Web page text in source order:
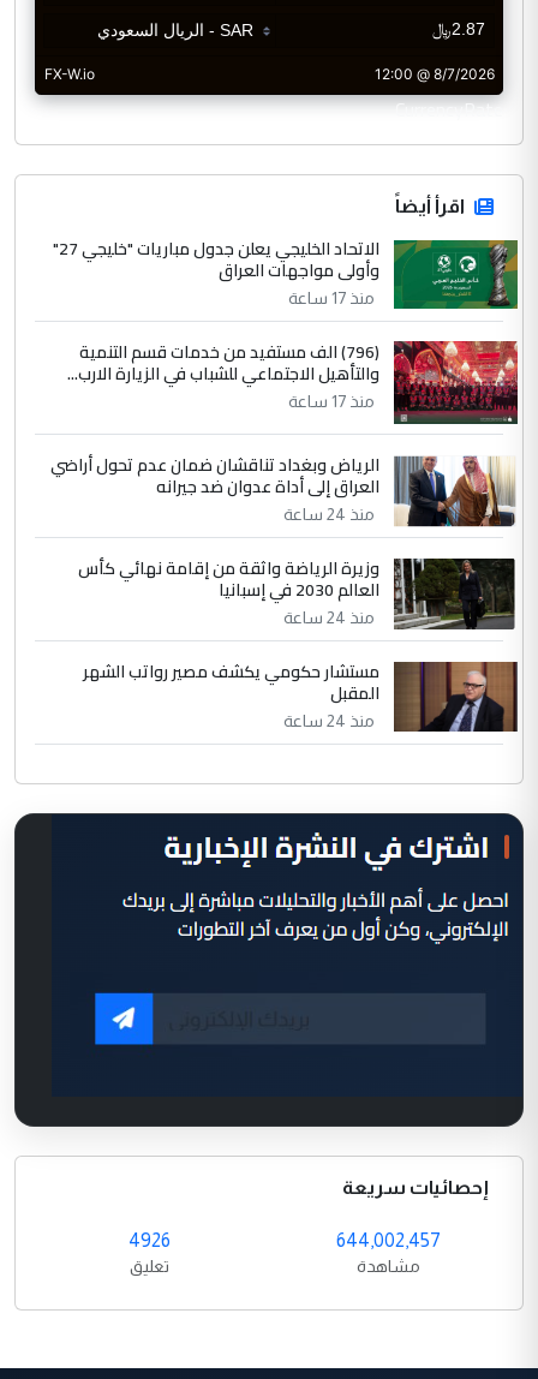
CurrencyRate
اقرأ أيضاً
الاتحاد الخليجي يعلن جدول مباريات "خليجي 27"
وأولى مواجهات العراق
منذ 17 ساعة
(796) الف مستفيد من خدمات قسم التنمية
والتأهيل الاجتماعي للشباب في الزيارة الارب...
منذ 17 ساعة
الرياض وبغداد تناقشان ضمان عدم تحول أراضي
العراق إلى أداة عدوان ضد جيرانه
منذ 24 ساعة
وزيرة الرياضة واثقة من إقامة نهائي كأس
العالم 2030 في إسبانيا
منذ 24 ساعة
مستشار حكومي يكشف مصير رواتب الشهر
المقبل
منذ 24 ساعة
إحصائيات سريعة
644,002,457
مشاهدة
4926
تعليق